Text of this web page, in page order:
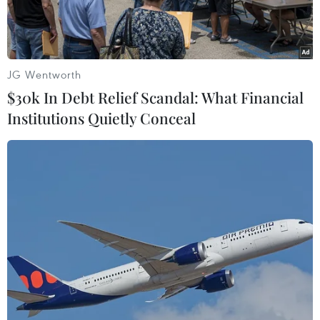
thành lập.
Bìa cuốn sách "Truyện về Hồ Chí Minh."
Nhà xuất bản Chính trị Quốc gia Sự thật vừa ra
JG Wentworth
$30k In Debt Relief Scandal: What Financial
Institutions Quietly Conceal